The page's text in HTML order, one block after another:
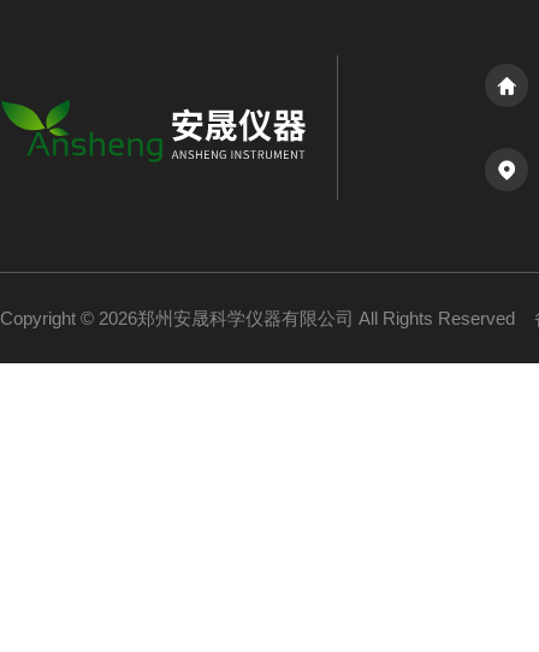
Copyright © 2026郑州安晟科学仪器有限公司 All Rights Reserved